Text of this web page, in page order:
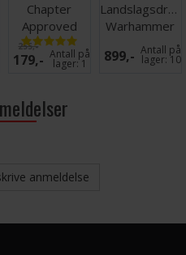
Chapter
Approved
2025-26
Mission Deck
255,-
179,- Antall på
lager:1
Landslagsdrakt
Warhammer
2026 Norge L
899,- Antall på
lager: 10
anmeldelse